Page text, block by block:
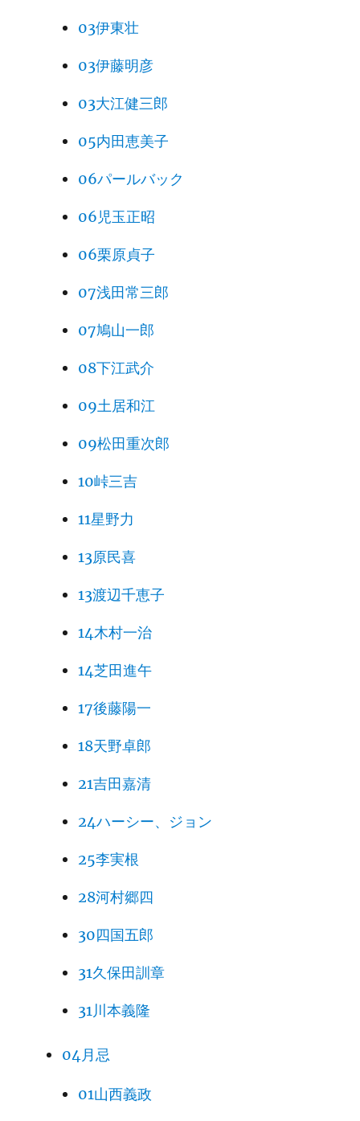
03伊東壮
03伊藤明彦
03大江健三郎
05内田恵美子
06パールバック
06児玉正昭
06栗原貞子
07浅田常三郎
07鳩山一郎
08下江武介
09土居和江
09松田重次郎
10峠三吉
11星野力
13原民喜
13渡辺千恵子
14木村一治
14芝田進午
17後藤陽一
18天野卓郎
21吉田嘉清
24ハーシー、ジョン
25李実根
28河村郷四
30四国五郎
31久保田訓章
31川本義隆
04月忌
01山西義政